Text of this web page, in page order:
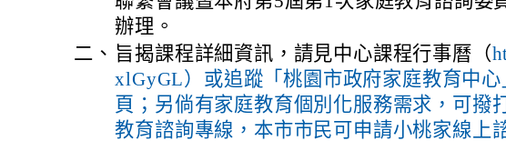
辦理。
二、 旨揭課程詳細資訊，請見中心課程行事曆（
xlGyGL）或追蹤「桃園市政府家庭教育中心
頁；另倘有家庭教育個別化服務需求，可撥
教育諮詢專線，本市市民可申請小桃家線上